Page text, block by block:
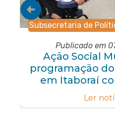
Subsecretaria de
Publicado em
Ação Social
programação
em Itaboraí
gratuitos e
Ler